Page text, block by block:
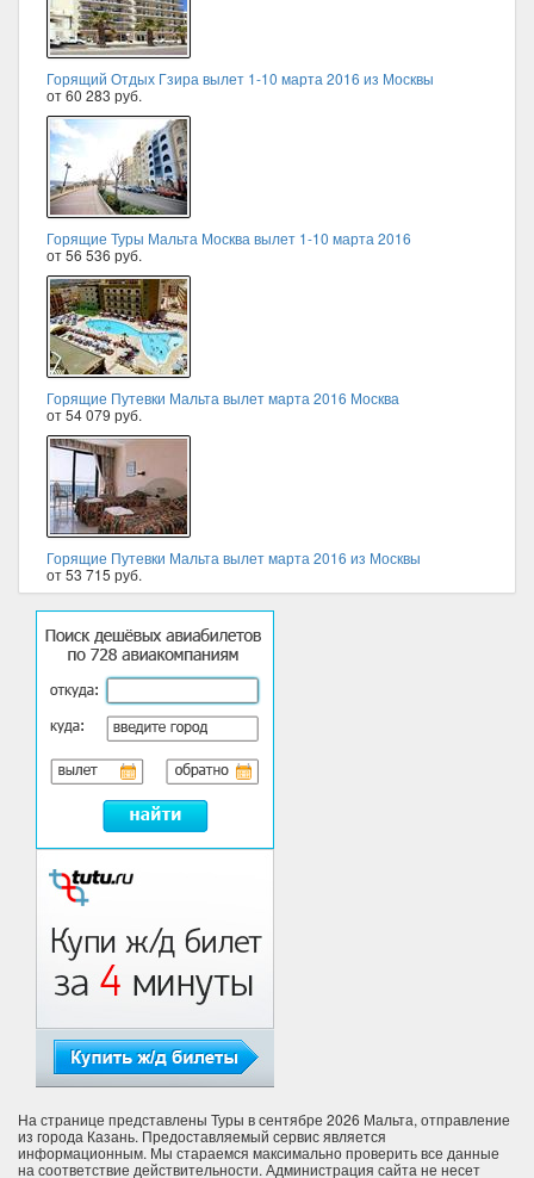
Горящий Отдых Гзира вылет 1-10 марта 2016 из Москвы
от 60 283 руб.
Горящие Туры Мальта Москва вылет 1-10 марта 2016
от 56 536 руб.
Горящие Путевки Мальта вылет марта 2016 Москва
от 54 079 руб.
Горящие Путевки Мальта вылет марта 2016 из Москвы
от 53 715 руб.
На странице представлены Туры в сентябре 2026 Мальта, отправление
из города Казань. Предоставляемый сервис является
информационным. Мы стараемся максимально проверить все данные
на соответствие действительности. Администрация сайта не несет